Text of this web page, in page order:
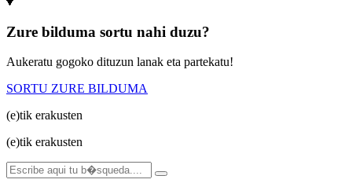
Zure bilduma sortu nahi duzu?
Aukeratu gogoko dituzun lanak eta partekatu!
SORTU ZURE BILDUMA
(e)tik erakusten
(e)tik erakusten